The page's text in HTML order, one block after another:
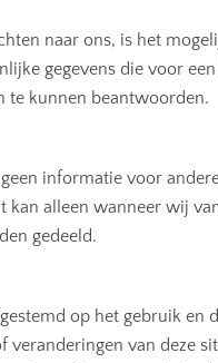
naar ons, is het
gegevens die voor
te kunnen beantwoorden.
informatie voor
alleen wanneer wij
gedeeld.
op het gebruik en
veranderingen van deze